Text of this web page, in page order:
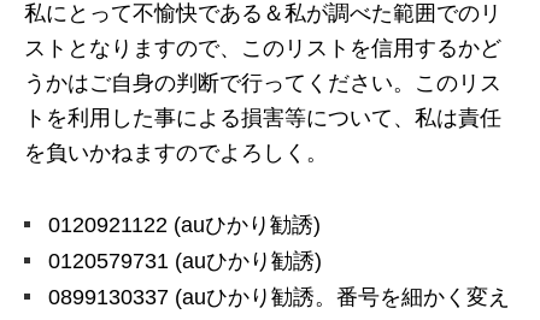
私にとって不愉快である＆私が調べた範囲でのリ
ストとなりますので、このリストを信用するかど
うかはご自身の判断で行ってください。このリス
トを利用した事による損害等について、私は責任
を負いかねますのでよろしく。
0120921122 (auひかり勧誘)
0120579731 (auひかり勧誘)
0899130337 (auひかり勧誘。番号を細かく変え